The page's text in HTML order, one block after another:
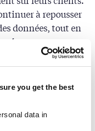
you get the best
data in
à repousser
données, tout en
de ces
que les
d’évolution
et les
protéger en
la mutation des